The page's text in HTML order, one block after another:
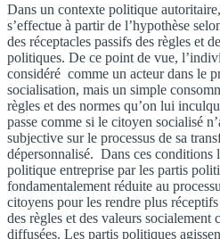
Dans un contexte politique
s’effectue à partir de l’hypothèse
des réceptacles passifs des règles et
politiques. De ce point de vue,
considéré comme un acteur dans le
socialisation, mais un simple
règles et des normes qu’on lui
passe comme si le citoyen socialisé
subjective sur le processus de sa
dépersonnalisé. Dans ces conditions
politique entreprise par les partis
fondamentalement réduite au
citoyens pour les rendre plus
des règles et des valeurs socialement
diffusées. Les partis politiques